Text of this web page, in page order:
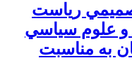
رياست
و علوم سياسي
به مناسبت